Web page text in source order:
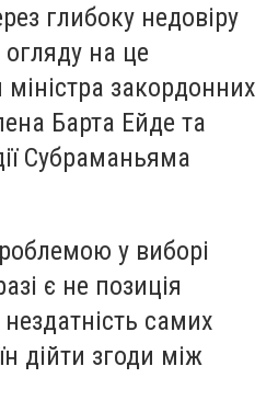
глибоку недовіру
на це
міністра закордонних
Барта Ейде та
Субраманьяма
у виборі
є не позиція
нездатність самих
дійти згоди між